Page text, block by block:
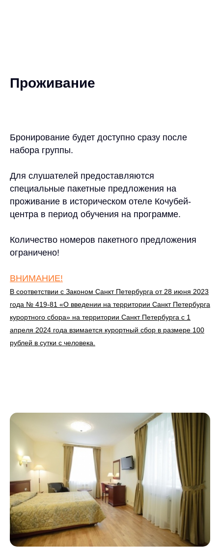
Проживание
Бронирование будет доступно сразу после
набора группы.
Для слушателей предоставляются
специальные пакетные предложения на
проживание в историческом отеле Кочубей-
центра в период обучения на программе.
Количество номеров пакетного предложения
ограничено!
ВНИМАНИЕ!
В соответствии с Законом Санкт Петербурга от 28 июня 2023
года № 419-81 «О введении на территории Санкт Петербурга
курортного сбора» на территории Санкт Петербурга с 1
апреля 2024 года взимается курортный сбор в размере 100
рублей в сутки с человека.
График программ
Разработка сайта: